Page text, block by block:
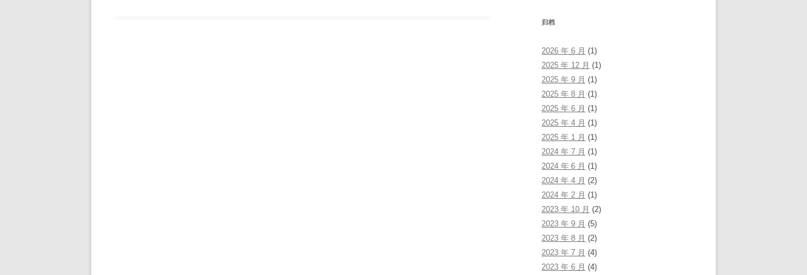
归档
2026 年 6 月 (1)
2025 年 12 月 (1)
2025 年 9 月 (1)
2025 年 8 月 (1)
2025 年 6 月 (1)
2025 年 4 月 (1)
2025 年 1 月 (1)
2024 年 7 月 (1)
2024 年 6 月 (1)
2024 年 4 月 (2)
2024 年 2 月 (1)
2023 年 10 月 (2)
2023 年 9 月 (5)
2023 年 8 月 (2)
2023 年 7 月 (4)
2023 年 6 月 (4)